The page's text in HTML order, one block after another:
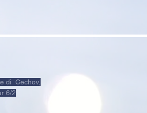
di Cechov,
6/2